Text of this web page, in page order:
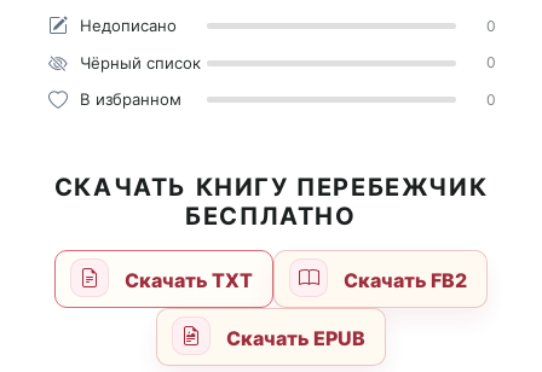
Недописано 0
Чёрный список 0
В избранном 0
СКАЧАТЬ КНИГУ ПЕРЕБЕЖЧИК
БЕСПЛАТНО
Скачать TXT Скачать FB2
Скачать EPUB